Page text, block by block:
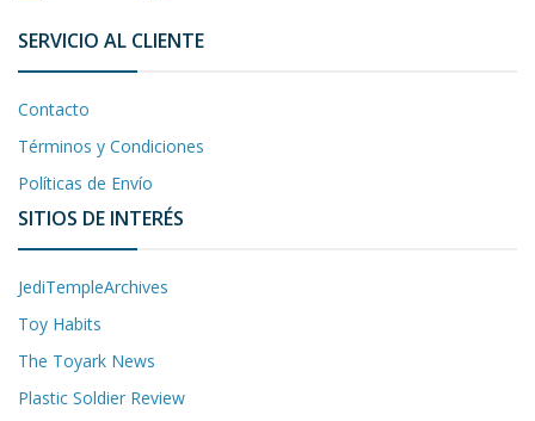
SERVICIO AL CLIENTE
Contacto
Términos y Condiciones
Políticas de Envío
SITIOS DE INTERÉS
JediTempleArchives
Toy Habits
The Toyark News
Plastic Soldier Review